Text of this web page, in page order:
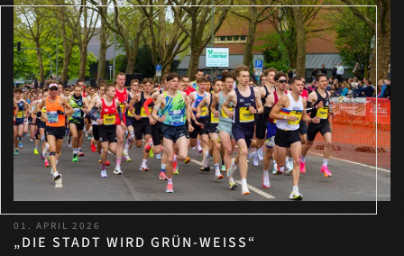
01. APRIL 2026
„DIE STADT WIRD GRÜN-WEISS“